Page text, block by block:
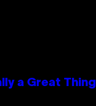
a Great Thing